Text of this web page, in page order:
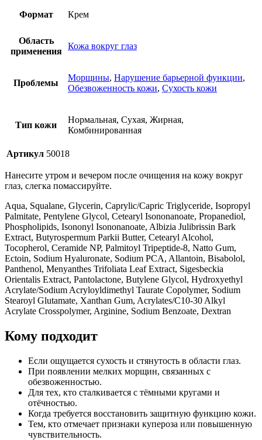
Формат Крем
Область
применения
Кожа вокруг глаз
Проблемы
Морщины, Нарушение барьерной функции,
Обезвоженность кожи, Сухость кожи
Тип кожи
Нормальная, Сухая, Жирная,
Комбинированная
Артикул 50018
Нанесите утром и вечером после очищения на кожу вокруг
глаз, слегка помассируйте.
Aqua, Squalane, Glycerin, Caprylic/Capric Triglyceride, Isopropyl
Palmitate, Pentylene Glycol, Cetearyl Isononanoate, Propanediol,
Phospholipids, Isononyl Isononanoate, Albizia Julibrissin Bark
Extract, Butyrospermum Parkii Butter, Cetearyl Alcohol,
Tocopherol, Ceramide NP, Palmitoyl Tripeptide-8, Natto Gum,
Ectoin, Sodium Hyaluronate, Sodium PCA, Allantoin, Bisabolol,
Panthenol, Menyanthes Trifoliata Leaf Extract, Sigesbeckia
Orientalis Extract, Pantolactone, Butylene Glycol, Hydroxyethyl
Acrylate/Sodium Acryloyldimethyl Taurate Copolymer, Sodium
Stearoyl Glutamate, Xanthan Gum, Acrylates/C10-30 Alkyl
Acrylate Crosspolymer, Arginine, Sodium Benzoate, Dextran
Кому подходит
Если ощущается сухость и стянутость в области глаз.
При появлении мелких морщин, связанных с
обезвоженностью.
Для тех, кто сталкивается с тёмными кругами и
отёчностью.
Когда требуется восстановить защитную функцию кожи.
Тем, кто отмечает признаки купероза или повышенную
чувствительность.